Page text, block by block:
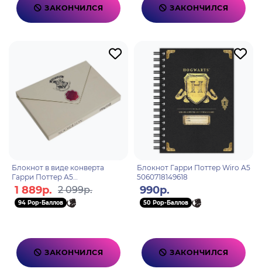
ЗАКОНЧИЛСЯ ЗАКОНЧИЛСЯ
Блокнот в виде конверта
Гарри Поттер А5
5060502917942
1 889р. 2 099р.
94 Pop-Баллов
ЗАКОНЧИЛСЯ
Блокнот Гарри Поттер Wiro А5
5060718149618
990р.
50 Pop-Баллов
ЗАКОНЧИЛСЯ